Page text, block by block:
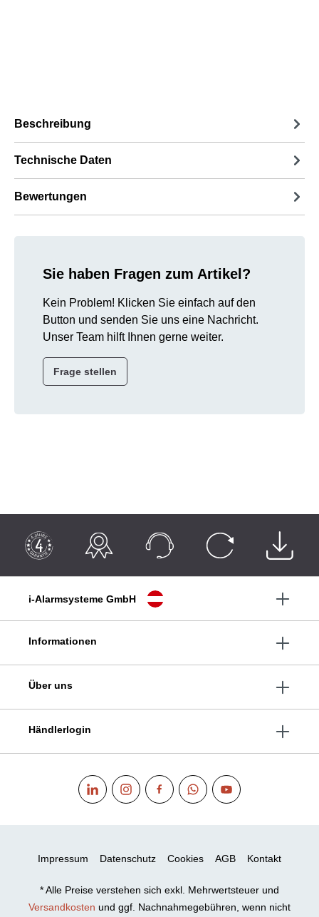
Beschreibung
Technische Daten
Bewertungen
Sie haben Fragen zum Artikel?
Kein Problem! Klicken Sie einfach auf den
Button und senden Sie uns eine Nachricht.
Unser Team hilft Ihnen gerne weiter.
Frage stellen
i-Alarmsysteme GmbH
Informationen
Über uns
Händlerlogin
Impressum Datenschutz Cookies AGB Kontakt
* Alle Preise verstehen sich exkl. Mehrwertsteuer und
Versandkosten und ggf. Nachnahmegebühren, wenn nicht